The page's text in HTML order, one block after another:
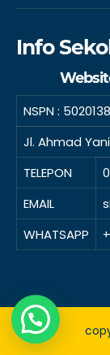
Info
NSPN :
Jl. Ahmad
TELEPON
EMAIL
WHATSAPP